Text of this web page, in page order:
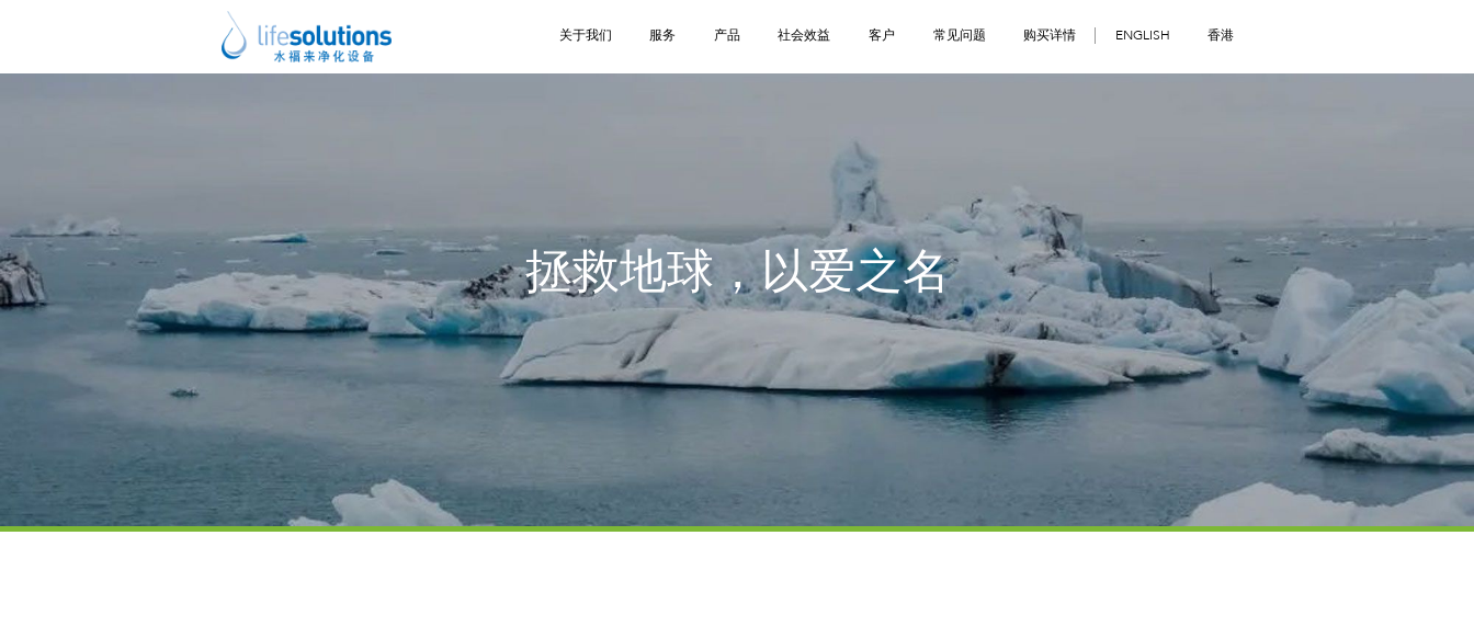
关于我们 服务 产品 社会效益 客户 常见问题 购买详情 ENGLISH 香港
拯救地球，以爱之名